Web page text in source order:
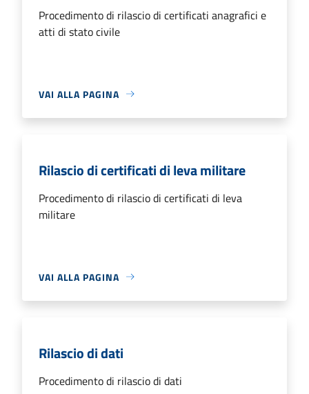
Procedimento di rilascio di certificati anagrafici e
atti di stato civile
VAI ALLA PAGINA
Rilascio di certificati di leva militare
Procedimento di rilascio di certificati di leva
militare
VAI ALLA PAGINA
Rilascio di dati
Procedimento di rilascio di dati